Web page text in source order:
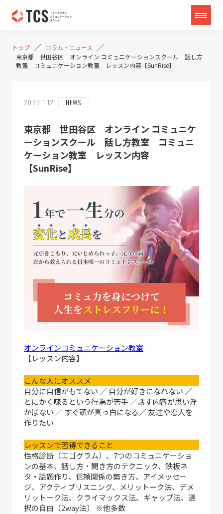
トップ ／ コラム・ニュース ／
東京都 世田谷区 オンライン コミュニケーションスクール 話し方
教室 コミュニケーション教室 レッスン内容【SunRise】
2023.1.12 NEWS
東京都 世田谷区 オンライン コミュニケ
ーションスクール 話し方教室 コミュニ
ケーション教室 レッスン内容
【SunRise】
オンラインコミュニケーション教室
【レッスン内容】
こんな人にオススメ
自分に自信がもてない ／ 自分が好きになれない ／
とにかく喋るという行為が苦手 ／話す内容が思い浮
かばない ／ すぐ頭が真っ白になる／ 友達や恋人を
作りたい
レッスンで習得できること
性格診断（エゴグラム）、7つのコミュニケーショ
ンの基本、話し方・聞き方のテクニック、鉄板ネ
タ・話題作り、信頼関係の築き方、アイメッセー
ジ、アクティブリスニング、メリットーク法、デメ
リットーク法、クライマックス法、ギャップ法、選
択の自由（2way法） ※他多数